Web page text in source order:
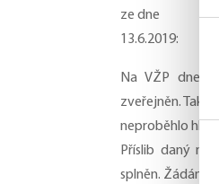
ze dne
13.6.2019:
Na VŽP dne
zveřejněn. Taktéž
neproběhlo
Příslib daný na
splněn. Žádám o